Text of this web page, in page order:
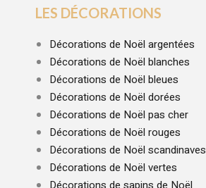
LES DÉCORATIONS
Décorations de Noël argentées
Décorations de Noël blanches
Décorations de Noël bleues
Décorations de Noël dorées
Décorations de Noël pas cher
Décorations de Noël rouges
Décorations de Noël scandinaves
Décorations de Noël vertes